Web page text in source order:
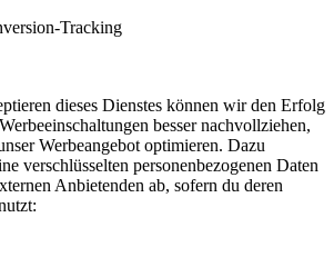
Tracking
dieses Dienstes können wir den Erfolg
besser nachvollziehen,
Werbeangebot optimieren. Dazu
verschlüsselten personenbezogenen Daten
Anbietenden ab, sofern du deren